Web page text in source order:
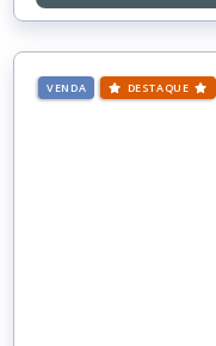
VENDA DESTAQUE